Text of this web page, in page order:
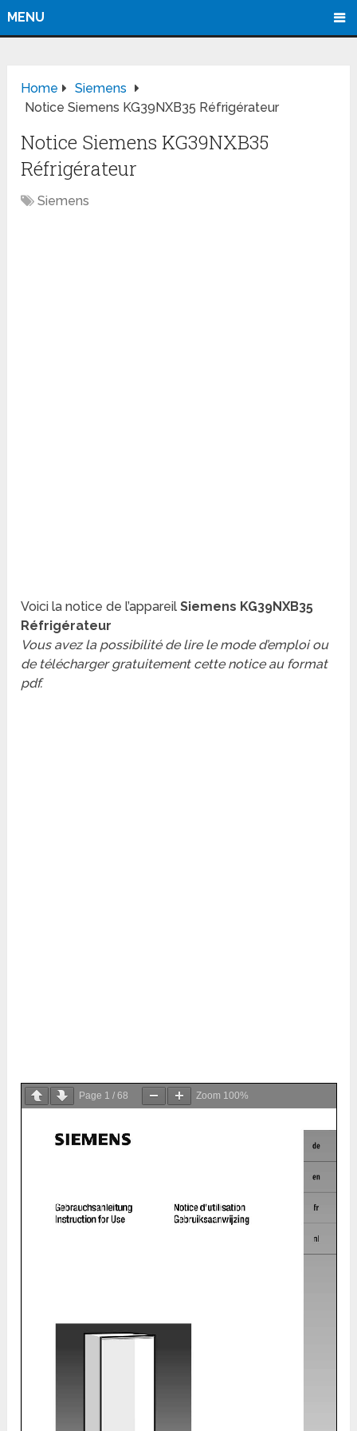
MENU
Home
Siemens
Notice Siemens KG39NXB35 Réfrigérateur
Notice Siemens KG39NXB35
Réfrigérateur
Siemens
Voici la notice de l’appareilSiemens KG39NXB35
Réfrigérateur
Vous avez la possibilité de lire le mode d’emploi ou
de télécharger gratuitement cette notice au format
pdf.
Page 1 /68 Zoom 100%